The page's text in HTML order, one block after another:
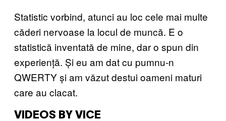
Statistic vorbind, atunci au loc cele mai multe
căderi nervoase la locul de muncă. E o
statistică inventată de mine, dar o spun din
experiență. Și eu am dat cu pumnu-n
QWERTY și am văzut destui oameni maturi
care au clacat.
VIDEOS BY VICE